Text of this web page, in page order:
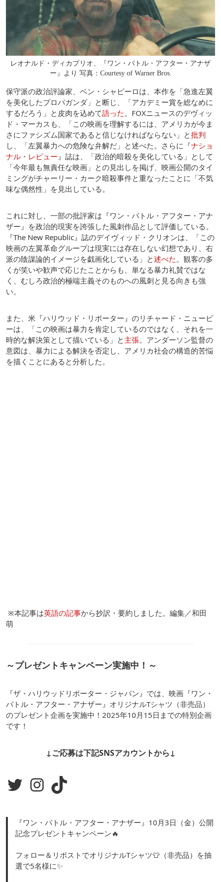
レオナルド・ディカプリオ、『ワン・バトル・アフター・アナザ
ー』より 写真：Courtesy of Warner Bros.
保守派の政治評論家、ベン・シャピーロは、本作を「急進左翼
を美化したプロパガンダ」と断じ、「アカデミー賞を総なめに
するだろう」と皮肉を込めて語った。FOXニュースのデヴィッ
ド・マーカスも、「この映画を理解するには、アメリカが今ま
さにファシズム国家であると信じなければならない」と批判
し、「左翼暴力への危険な弁解だ」と述べた。さらに『ナショ
ナル・レビュー』誌は、「政治的暗殺を美化している」として
「今年最も無責任な映画」との見出しを掲げ、映画公開のタイ
ミングがチャーリー・カーク暗殺事件と重なったことに「不気
味な偶然性」を見出している。
これに対し、一部の批評家は『ワン・バトル・アフター・アナ
ザー』を政治的現実を誇張した風刺作品として評価している。
『The New Republic』誌のデイヴィッド・クリオンは、「この
映画の左翼革命グループは現実には存在しない幻想であり、右
派の陰謀論的イメージを戯画化している」と述べた。観客の多
くが笑いや歓声で応じたことからも、単なる暴力礼賛ではな
く、むしろ政治的極端主義そのものへの風刺と見る向きも強
い。
また、米『ハリウッド・リポーター』のリチャード・ニュービ
ーは、「この映画は暴力を肯定しているのではなく、それを一
時的な解決策として描いている」と 主張。アンダーソン監督の
意図は、暴力による解決を否定し、アメリカ社会の構造的苦悩
を描くことにあると分析した。
※本記事は英語の記事から抄訳・要約しました。編集／和田
萌
～プレゼントキャンペーン実施中！～
『ザ・ハリウッドリポーター・ジャパン』では、映画『ワン・
バトル・アフター・アナザー』オリジナルTシャツ（非売品）
のプレゼント企画を実施中！2025年10月15日までの特別企画
です！
↓ご応募は下記SNSアカウントから↓
Twitter Instagram TikTok
『ワン・バトル・アフター・アナザー』10月3日（金）公開
記念プレゼントキャンペーン🔥
フォロー＆リポストでオリジナルTシャツ👕（非売品）を抽
選で5名様に✨